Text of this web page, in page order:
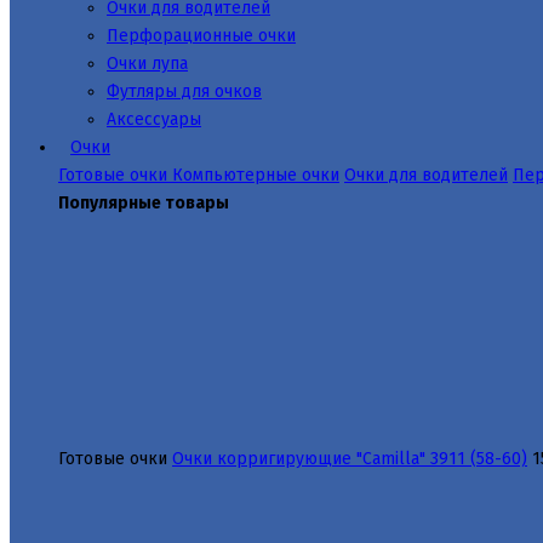
Очки для водителей
Перфорационные очки
Очки лупа
Футляры для очков
Аксессуары
Очки
Готовые очки Компьютерные очки Очки для водителей
Популярные товары
Готовые очки Очки корригирующие "Camilla" 3911 (58-60)